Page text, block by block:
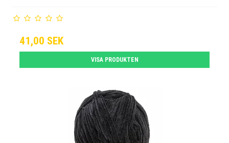
41,00 SEK
VISA PRODUKTEN